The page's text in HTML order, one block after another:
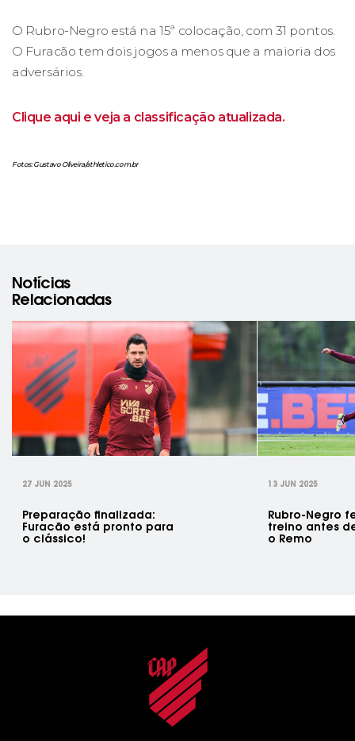
O Rubro-Negro está na 15ª colocação, com 31 pontos.
O Furacão tem dois jogos a menos que a maioria dos
adversários.
Clique aqui e veja a classificação atualizada.
Fotos: Gustavo Oliveira/athletico.com.br
Notícias
Relacionadas
27 JUN 2025
Preparação finalizada:
Furacão está pronto para
o clássico!
13 JUN 2025
Rubro-Negro
treino antes
o Remo